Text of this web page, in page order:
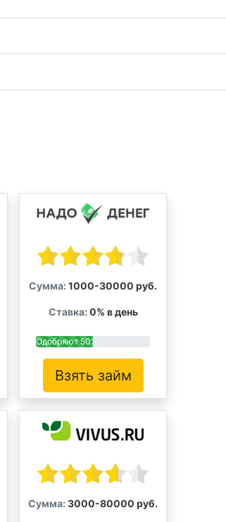
Сумма: 1000-30000 руб.
Ставка: 0% в день
Одобряют 50%
Взять займ
Сумма: 3000-80000 руб.